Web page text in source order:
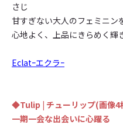
さじ
甘すぎない大人のフェミニン
心地よく、上品にきらめく輝
Eclatｰエクラｰ
◆Tulip | チューリップ(画像4
一期一会な出会いに心躍る